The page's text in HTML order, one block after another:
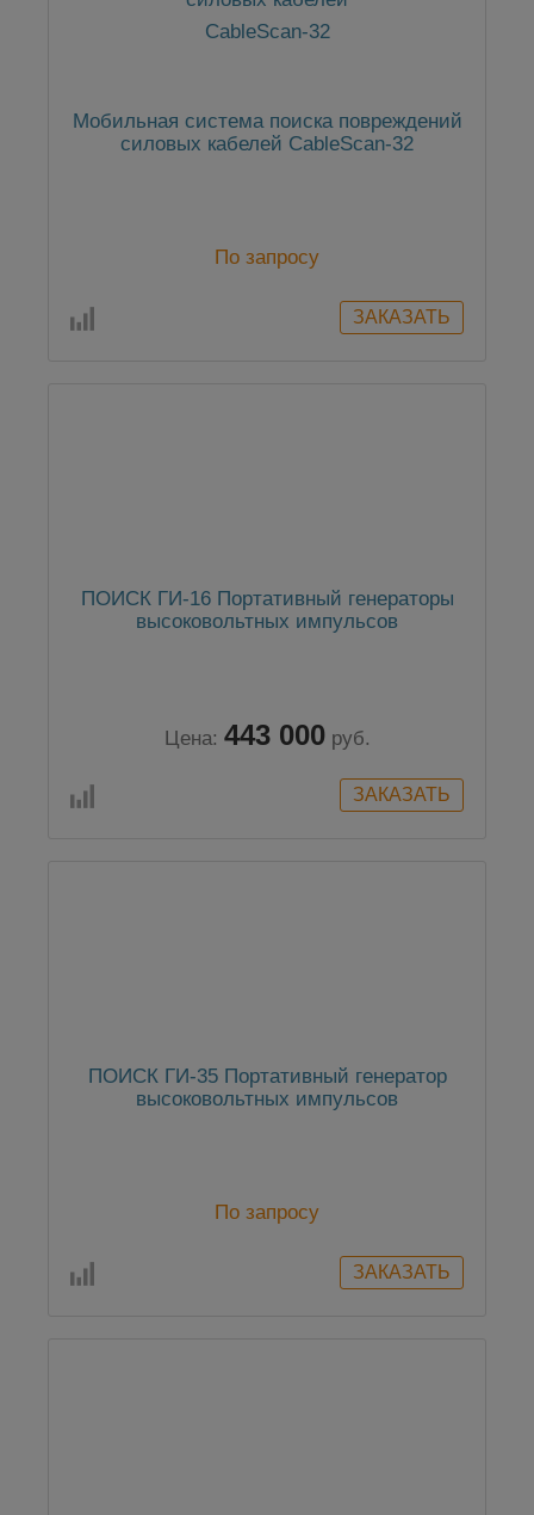
Мобильная система поиска повреждений
силовых кабелей CableScan-32
По запросу
ПОИСК ГИ-16 Портативный генераторы
высоковольтных импульсов
Цена: 443 000 руб.
ПОИСК ГИ-35 Портативный генератор
высоковольтных импульсов
По запросу